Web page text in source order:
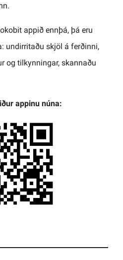
appið ennþá, þá eru
undirritaðu skjöl á ferðinni,
og tilkynningar, skannaðu
appinu núna: